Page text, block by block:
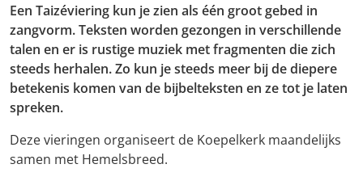
Een Taizéviering kun je zien als één groot gebed in
zangvorm. Teksten worden gezongen in verschillende
talen en er is rustige muziek met fragmenten die zich
steeds herhalen. Zo kun je steeds meer bij de diepere
betekenis komen van de bijbelteksten en ze tot je laten
spreken.
Deze vieringen organiseert de Koepelkerk maandelijks
samen met Hemelsbreed.